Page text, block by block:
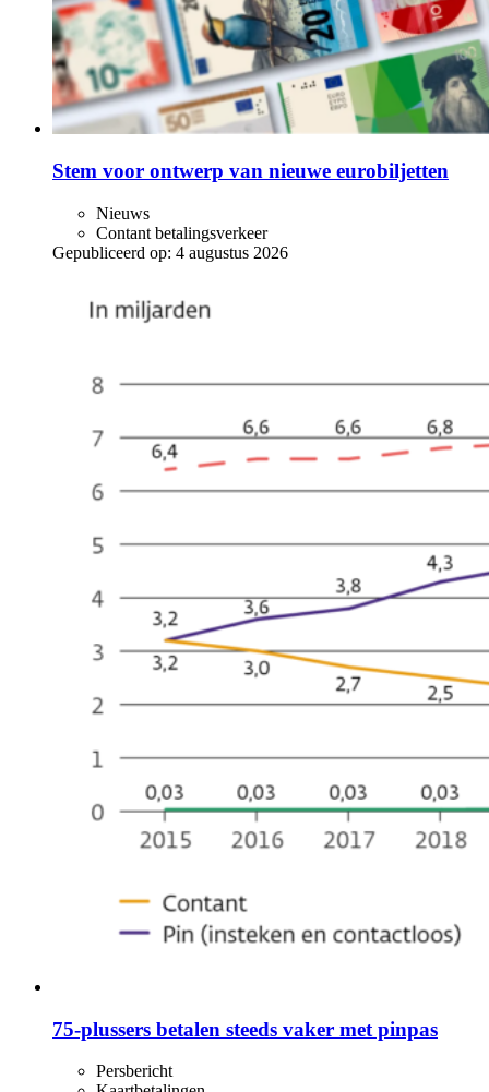
Stem voor ontwerp van nieuwe eurobiljetten
Nieuws
Contant betalingsverkeer
Gepubliceerd op: 4 augustus 2026
75-plussers betalen steeds vaker met pinpas
Persbericht